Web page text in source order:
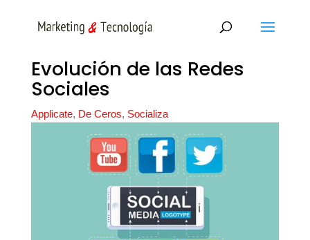
Evolución de las Redes
Sociales
Applicate, De Ceros, Socializa